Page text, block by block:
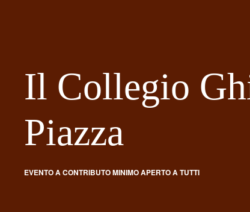
Il Collegio
Piazza
EVENTO A CONTRIBUTO MINIMO APERTO A TUTTI